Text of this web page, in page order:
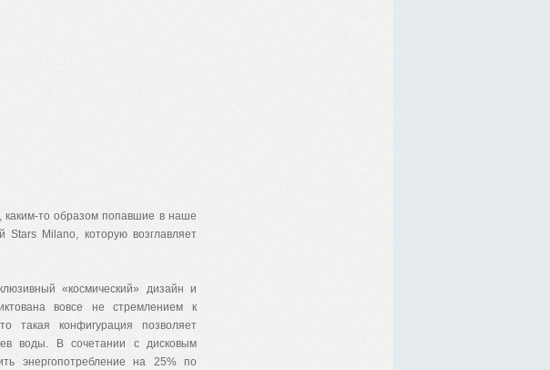
каким-то образом попавшие в наше
Milano, которую возглавляет
«космический» дизайн и
вовсе не стремлением к
такая конфигурация позволяет
воды. В сочетании с дисковым
энергопотребление на 25% по